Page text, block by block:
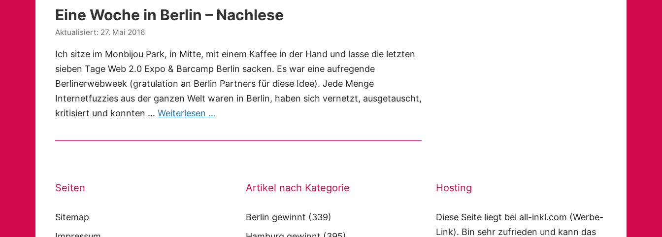
Eine Woche in Berlin – Nachlese
27. Mai 2016
Ich sitze im Monbijou Park, in Mitte, mit einem Kaffee in der Hand und lasse die letzten
sieben Tage Web 2.0 Expo & Barcamp Berlin sacken. Es war eine aufregende
Berlinerwebweek (gratulation an Berlin Partners für diese Idee). Jede Menge
Internetfuzzies aus der ganzen Welt waren in Berlin, haben sich vernetzt, ausgetauscht,
kritisiert und konnten … Weiterlesen …
Seiten
Sitemap
Artikel nach Kategorie
Berlin gewinnt (339)
Hosting
Diese Seite liegt bei all-inkl.com (Werbe-
Link). Bin sehr zufrieden und kann das